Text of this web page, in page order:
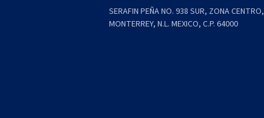
SERAFIN PEÑA NO. 938 SUR, ZONA CENTRO,
MONTERREY, N.L. MEXICO, C.P. 64000